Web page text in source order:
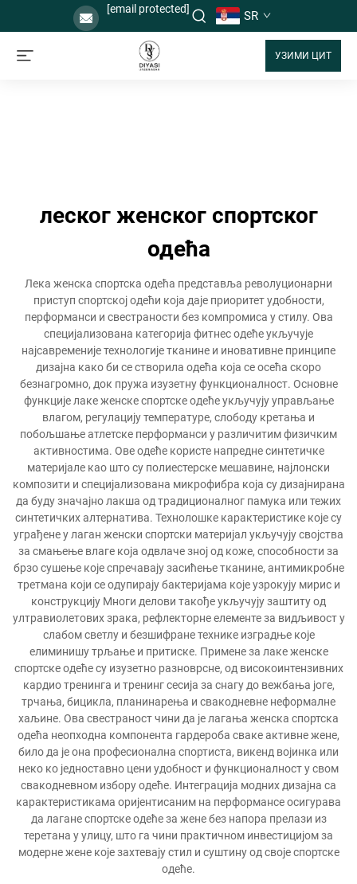
[email protected] SR
УЗИМИ ЦИТ
леског женског спортског
одећа
Лека женска спортска одећа представља револуционарни
приступ спортској одећи која даје приоритет удобности,
перформанси и свестраности без компромиса у стилу. Ова
специјализована категорија фитнес одеће укључује
најсавременије технологије тканине и иновативне принципе
дизајна како би се створила одећа која се осећа скоро
безнагромно, док пружа изузетну функционалност. Основне
функције лаке женске спортске одеће укључују управљање
влагом, регулацију температуре, слободу кретања и
побољшање атлетске перформанси у различитим физичким
активностима. Ове одеће користе напредне синтетичке
материјале као што су полиестерске мешавине, најлонски
композити и специјализована микрофибра која су дизајнирана
да буду значајно лакша од традиционалног памука или тежих
синтетичких алтернатива. Технолошке карактеристике које су
уграђене у лаган женски спортски материјал укључују својства
за смањење влаге која одвлаче зној од коже, способности за
брзо сушење које спречавају засићење тканине, антимикробне
третмана који се одупирају бактеријама које узрокују мирис и
конструкцију Многи делови такође укључују заштиту од
ултравиолетових зрака, рефлекторне елементе за видљивост у
слабом светлу и безшифране технике изградње које
елиминишу трљање и притиске. Примене за лаке женске
спортске одеће су изузетно разноврсне, од високоинтензивних
кардио тренинга и тренинг сесија за снагу до вежбања јоге,
трчања, бицикла, планинарења и свакодневне неформалне
хаљине. Ова свестраност чини да је лагања женска спортска
одећа неопходна компонента гардероба сваке активне жене,
било да је она професионална спортиста, викенд војинка или
неко ко једноставно цени удобност и функционалност у свом
свакодневном избору одеће. Интеграција модних дизајна са
карактеристикама оријентисаним на перформансе осигурава
да лагане спортске одеће за жене без напора прелази из
теретана у улицу, што га чини практичном инвестицијом за
модерне жене које захтевају стил и суштину од своје спортске
одеће.